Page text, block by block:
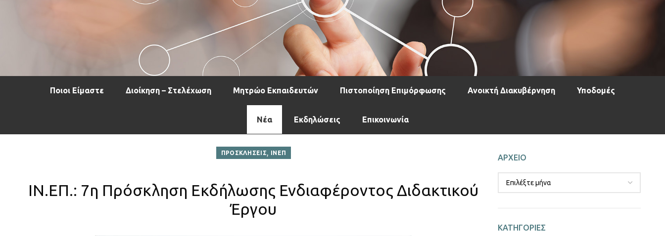
Ποιοι Είμαστε Διοίκηση – Στελέχωση Μητρώο Εκπαιδευτών Πιστοποίηση Επιμόρφωσης Ανοικτή Διακυβέρνηση Υποδομές
Νέα Εκδηλώσεις Επικοινωνία
ΠΡΟΣΚΛΗΣΕΙΣ, ΙΝΕΠ
ΙΝ.ΕΠ.: 7η Πρόσκληση Εκδήλωσης Ενδιαφέροντος Διδακτικού
Έργου
ΑΡΧΕΙΟ
ΚΑΤΗΓΟΡΙΕΣ